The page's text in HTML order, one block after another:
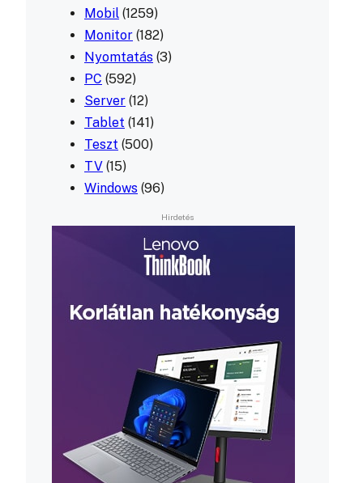
Mobil (1259)
Monitor (182)
Nyomtatás (3)
PC (592)
Server (12)
Tablet (141)
Teszt (500)
TV (15)
Windows (96)